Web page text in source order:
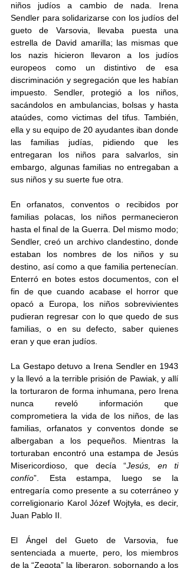
niños judíos a cambio de nada. Irena
Sendler para solidarizarse con los judíos del
gueto de Varsovia, llevaba puesta una
estrella de David amarilla; las mismas que
los nazis hicieron llevaron a los judíos
europeos como un distintivo de esa
discriminación y segregación que les habían
impuesto. Sendler, protegió a los niños,
sacándolos en ambulancias, bolsas y hasta
ataúdes, como victimas del tifus. También,
ella y su equipo de 20 ayudantes iban donde
las familias judías, pidiendo que les
entregaran los niños para salvarlos, sin
embargo, algunas familias no entregaban a
sus niños y su suerte fue otra.
En orfanatos, conventos o recibidos por
familias polacas, los niños permanecieron
hasta el final de la Guerra. Del mismo modo;
Sendler, creó un archivo clandestino, donde
estaban los nombres de los niños y su
destino, así como a que familia pertenecían.
Enterró en botes estos documentos, con el
fin de que cuando acabase el horror que
opacó a Europa, los niños sobrevivientes
pudieran regresar con lo que quedo de sus
familias, o en su defecto, saber quienes
eran y que eran judíos.
La Gestapo detuvo a Irena Sendler en 1943
y la llevó a la terrible prisión de Pawiak, y allí
la torturaron de forma inhumana, pero Irena
nunca reveló información que
comprometiera la vida de los niños, de las
familias, orfanatos y conventos donde se
albergaban a los pequeños. Mientras la
torturaban encontró una estampa de Jesús
Misericordioso, que decía “Jesús, en ti
confío”. Esta estampa, luego se la
entregaría como presente a su coterráneo y
correligionario Karol Józef Wojtyła, es decir,
Juan Pablo II.
El Ángel del Gueto de Varsovia, fue
sentenciada a muerte, pero, los miembros
de la “Zegota” la liberaron, sobornando a los